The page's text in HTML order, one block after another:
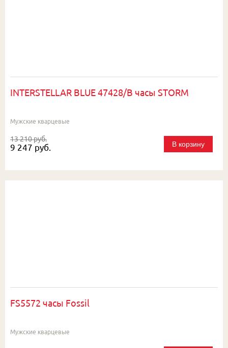
INTERSTELLAR BLUE 47428/B часы STORM
Мужские кварцевые
13 210 руб.
9 247 руб. В корзину
FS5572 часы Fossil
Мужские кварцевые